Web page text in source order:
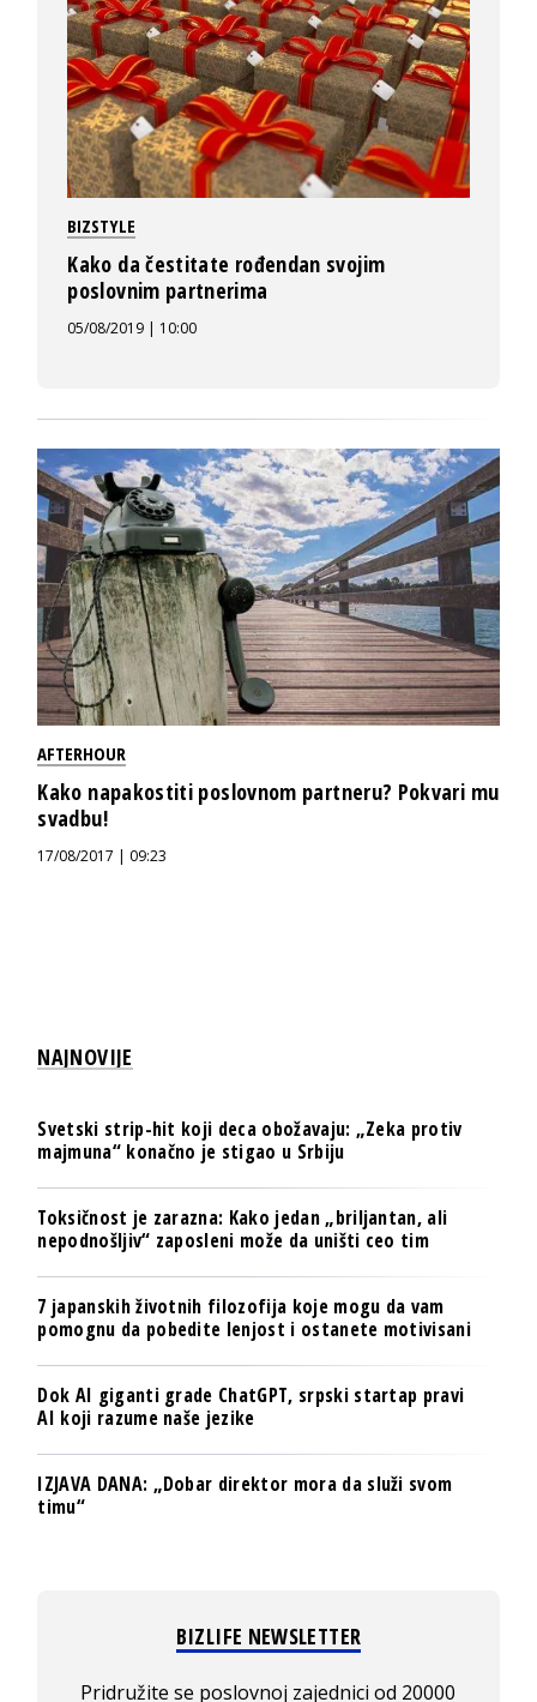
BIZSTYLE
Kako da čestitate rođendan svojim
poslovnim partnerima
05/08/2019 | 10:00
AFTERHOUR
Kako napakostiti poslovnom partneru? Pokvari mu
svadbu!
17/08/2017 | 09:23
NAJNOVIJE
Svetski strip-hit koji deca obožavaju: „Zeka protiv
majmuna“ konačno je stigao u Srbiju
Toksičnost je zarazna: Kako jedan „briljantan, ali
nepodnošljiv“ zaposleni može da uništi ceo tim
7 japanskih životnih filozofija koje mogu da vam
pomognu da pobedite lenjost i ostanete motivisani
Dok AI giganti grade ChatGPT, srpski startap pravi
AI koji razume naše jezike
IZJAVA DANA: „Dobar direktor mora da služi svom
timu“
BIZLIFE NEWSLETTER
Pridružite se poslovnoj zajednici od 20000